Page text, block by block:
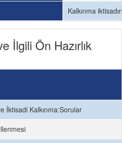
Kalkınma
İlgili Ön Hazırlık
İktisadi Kalkınma:Sorular